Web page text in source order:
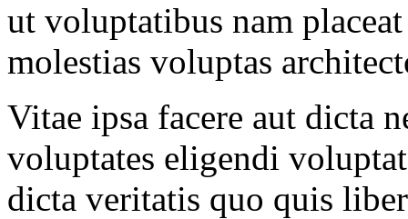
ut voluptatibus nam
molestias voluptas
Vitae ipsa facere aut dicta
voluptates eligendi
dicta veritatis quo quis